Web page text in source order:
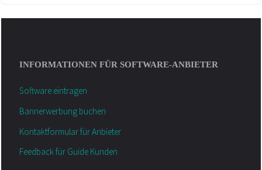
INFORMATIONEN FÜR SOFTWARE-ANBIETER
Software eintragen
Bannerwerbung buchen
Kontaktformular für Anbieter
Feedback für Guide Kunden